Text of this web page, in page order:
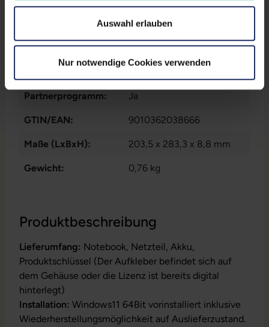
Auswahl erlauben
Nur notwendige Cookies verwenden
Produktbeschreibung
Lieferumfang: Notebook, Netzteil, Akku,
Produktschlüssel (Der Aufkleber befindet sich auf
dem Gehäuse oder die Lizenz ist bereits digital
hinterlegt)
Installation: Windows11 64Bit vorinstalliert inklusive
Wiederherstellungsmöglichkeit auf Auslieferzustand.
Onboard-Grafik:
Intel Tiger Lake-UP3/UP4 -
GT2
Fingerprintreader: Ja
Partnerprogramm: Ja
GTIN/EAN: 9010362038666
Maße (LxBxH): 203,5 x 283,3 x 8,8 mm
Gewicht: 0,76 kg